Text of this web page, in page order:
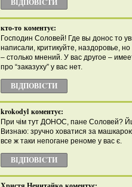
ВІДПОВІCТИ
кто-то коментує:
Господин Соловей! Где вы донос то
написали, критикуйте, наздоровье,
– столько мнений. У вас другое –
про “заказуху” у вас нет.
ВІДПОВІCТИ
krokodyl коментує:
При чім тут ДОНОС, пане Соловей?
Визнаю: зручно ховатися за
все ж таки непогане реноме у вас є.
ВІДПОВІCТИ